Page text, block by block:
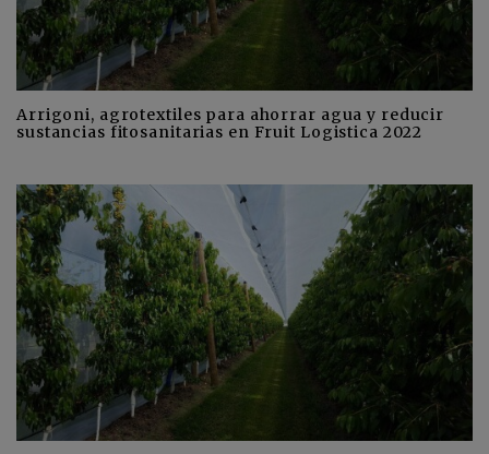
Arrigoni, agrotextiles para ahorrar agua y reducir
sustancias fitosanitarias en Fruit Logistica 2022